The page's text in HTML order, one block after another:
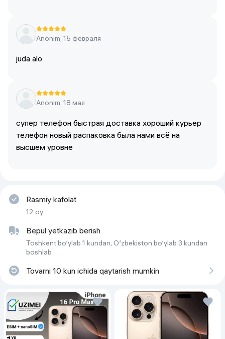
Anonim, 15 февраля
juda alo
Anonim, 18 мая
супер телефон быстрая доставка хороший курьер
телефон новый распаковка была нами всё на
высшем уровне
Rasmiy kafolat
12 oy
Bepul yetkazib berish
Toshkent bo‘ylab 1 kundan, O‘zbekiston bo‘ylab 3 kundan
boshlab
Tovarni 10 kun ichida qaytarish mumkin